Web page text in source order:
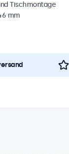
Tischmontage
mm